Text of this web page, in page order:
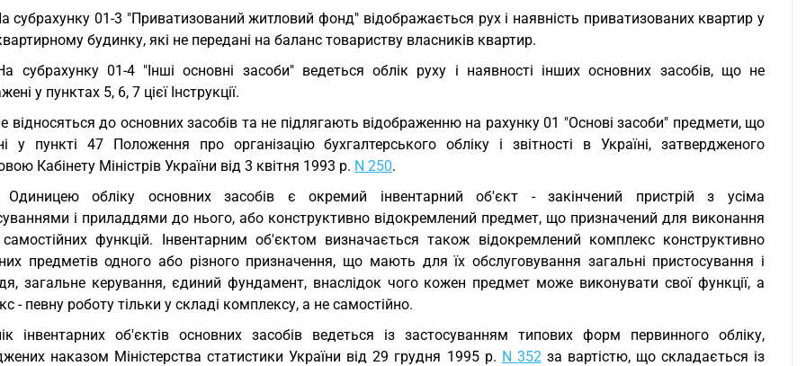
субрахунку 01-3 "Приватизований житловий фонд" відображається рух і наявність приватизованих квартир у
будинку, які не передані на баланс товариству власників квартир.
субрахунку 01-4 "Інші основні засоби" ведеться облік руху і наявності інших основних засобів, що не
у пунктах 5, 6, 7 цієї Інструкції.
відносяться до основних засобів та не підлягають відображенню на рахунку 01 "Основі засоби" предмети, що
у пункті 47 Положення про організацію бухгалтерського обліку і звітності в Україні, затвердженого
Кабінету Міністрів України від 3 квітня 1993 р. N 250.
Одиницею обліку основних засобів є окремий інвентарний об'єкт - закінчений пристрій з усіма
і приладдями до нього, або конструктивно відокремлений предмет, що призначений для виконання
функцій. Інвентарним об'єктом визначається також відокремлений комплекс конструктивно
предметів одного або різного призначення, що мають для їх обслуговування загальні пристосування і
загальне керування, єдиний фундамент, внаслідок чого кожен предмет може виконувати свої функції, а
- певну роботу тільки у складі комплексу, а не самостійно.
інвентарних об'єктів основних засобів ведеться із застосуванням типових форм первинного обліку,
наказом Міністерства статистики України від 29 грудня 1995 р. N 352за вартістю, що складається із